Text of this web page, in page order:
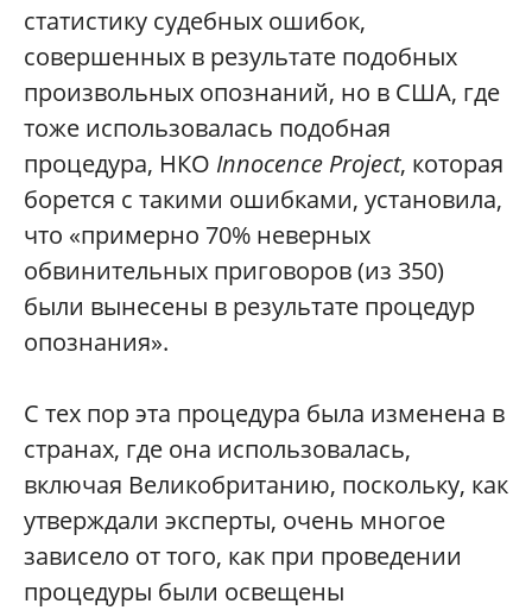
статистику судебных ошибок,
совершенных в результате подобных
произвольных опознаний, но в США, где
тоже использовалась подобная
процедура, НКО Innocence Project, которая
борется с такими ошибками, установила,
что «примерно 70% неверных
обвинительных приговоров (из 350)
были вынесены в результате процедур
опознания».
С тех пор эта процедура была изменена в
странах, где она использовалась,
включая Великобританию, поскольку, как
утверждали эксперты, очень многое
зависело от того, как при проведении
процедуры были освещены